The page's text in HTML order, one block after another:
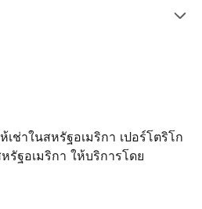
นนี้
ช่าในสหรัฐอเมริกา เปอร์โตริโก
รัฐอเมริกา ให้บริการโดย